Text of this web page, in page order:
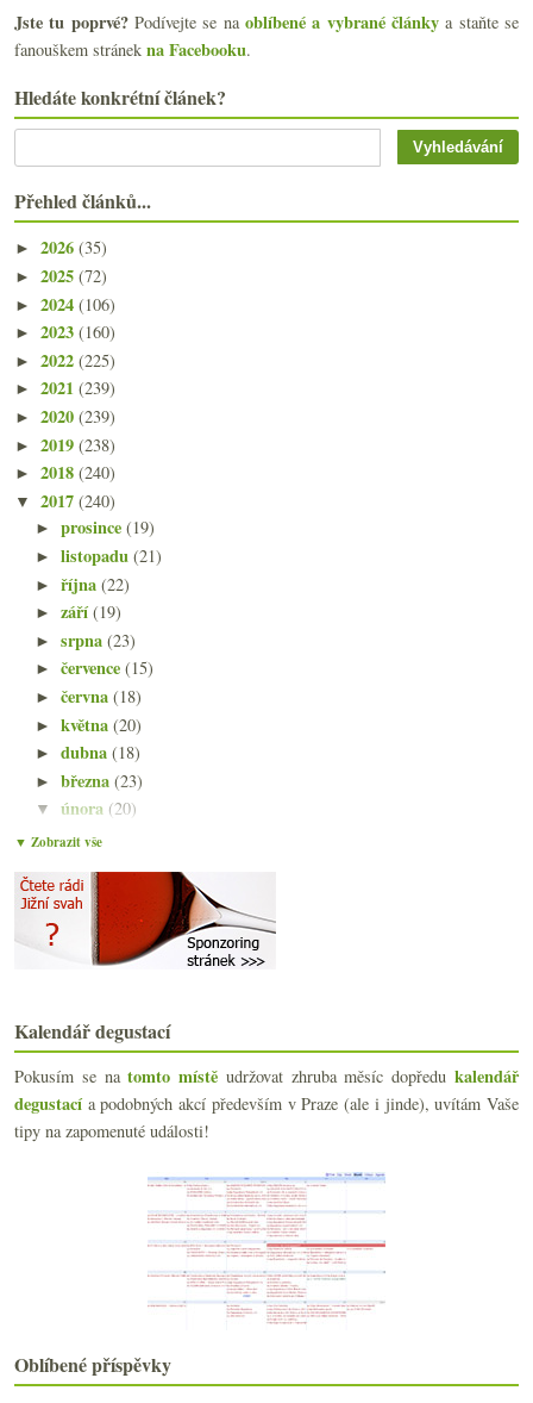
Jste tu poprvé?Podívejte se naoblíbené a vybrané články a staňte se
fanouškem stránek na Facebooku.
Hledáte konkrétní článek?
Přehled článků...
► 2026 (35)
► 2025 (72)
► 2024 (106)
► 2023 (160)
► 2022 (225)
► 2021 (239)
► 2020 (239)
► 2019 (238)
► 2018 (240)
▼ 2017 (240)
►prosince(19)
►listopadu(21)
►října(22)
►září(19)
►srpna(23)
►července(15)
►června(18)
►května(20)
►dubna(18)
►března(23)
▼února (20)
Sangiovese z Chile a tradičněji z Toskánska
Elektrický okysličovač, fermentace ve vinici, dům ...
Champagne – velké domy versus pěstitelé
Srbská Kameničanka a dvě bílá od Jedličky
Trochu netradičně připravené šampaňské
Bílé z Etny a dvě pětiodrůdová prosecca
Dlúhé Grefty aneb nové moravské objevy
Parádní italské bubliny a fajn Sangiovese
Šafrán z amfor a dvě další fajn španělská vína
Víno lepší vody, bakterie, reklama na klokana, pří...
Čtveřice ne úplně obvyklých italských bublin
Winebary v Miláně
Nalahvován zaživa, poprvé a snad ne naposledy
Projídám a propíjím se Milánem
Nové ročníky od Gourmet Services
Zákony, novinky, top šéfkuchařka, další Družstvo
Seriózní Beaujolais a chlastací Jura pro zámeckého...
► ledna(22)
►2016(250)
▼ Zobrazit vše
Kalendář degustací
Pokusím se natomto místě udržovat zhruba měsíc dopředukalendář
degustacía podobných akcí především v Praze (ale i jinde), uvítám Vaše
tipy na zapomenuté události!
Oblíbené příspěvky